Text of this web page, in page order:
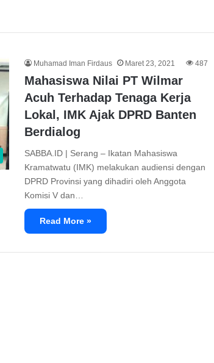
Muhamad Iman Firdaus Maret 23, 2021 487
Mahasiswa Nilai PT Wilmar
Acuh Terhadap Tenaga Kerja
Lokal, IMK Ajak DPRD Banten
Berdialog
SABBA.ID | Serang – Ikatan Mahasiswa
Kramatwatu (IMK) melakukan audiensi dengan
DPRD Provinsi yang dihadiri oleh Anggota
Komisi V dan…
Read More »